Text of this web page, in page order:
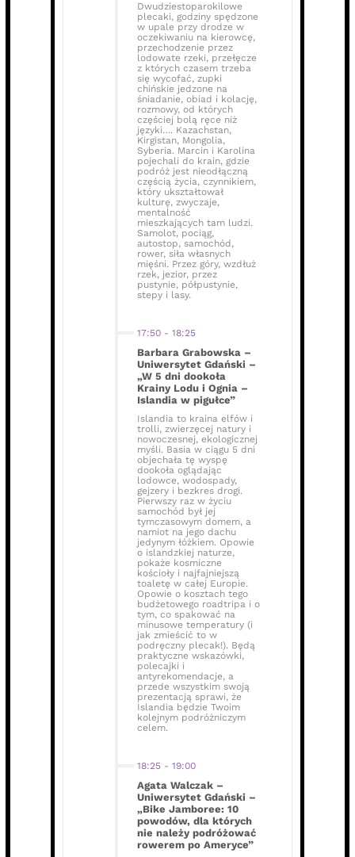
Dwudziestoparokilowe
plecaki, godziny spędzone
w upale przy drodze w
oczekiwaniu na kierowcę,
przechodzenie przez
lodowate rzeki, przełęcze
z których czasem trzeba
się wycofać, zupki
chińskie jedzone na
śniadanie, obiad i kolację,
rozmowy, od których
częściej bolą ręce niż
języki…. Kazachstan,
Kirgistan, Mongolia,
Syberia. Marcin i Karolina
pojechali do krain, gdzie
podróż jest nieodłączną
częścią życia, czynnikiem,
który ukształtował
kulturę, zwyczaje,
mentalność
mieszkających tam ludzi.
Samolot, pociąg,
autostop, samochód,
rower, siła własnych
mięśni. Przez góry, wzdłuż
rzek, jezior, przez
pustynie, półpustynie,
stepy i lasy.
17:50 - 18:25
Barbara Grabowska –
Uniwersytet Gdański –
„W 5 dni dookoła
Krainy Lodu i Ognia –
Islandia w pigułce”
Islandia to kraina elfów i
trolli, zwierzęcej natury i
nowoczesnej, ekologicznej
myśli. Basia w ciągu 5 dni
objechała tę wyspę
dookoła oglądając
lodowce, wodospady,
gejzery i bezkres drogi.
Pierwszy raz w życiu
samochód był jej
tymczasowym domem, a
namiot na jego dachu
jedynym łóżkiem. Opowie
o islandzkiej naturze,
pokaże kosmiczne
kościoły i najfajniejszą
toaletę w całej Europie.
Opowie o kosztach tego
budżetowego roadtripa i o
tym, co spakować na
minusowe temperatury (i
jak zmieścić to w
podręczny plecak!). Będą
praktyczne wskazówki,
polecajki i
antyrekomendacje, a
przede wszystkim swoją
prezentacją sprawi, że
Islandia będzie Twoim
kolejnym podróżniczym
celem.
18:25 - 19:00
Agata Walczak –
Uniwersytet Gdański –
„Bike Jamboree: 10
powodów, dla których
nie należy podróżować
rowerem po Ameryce”